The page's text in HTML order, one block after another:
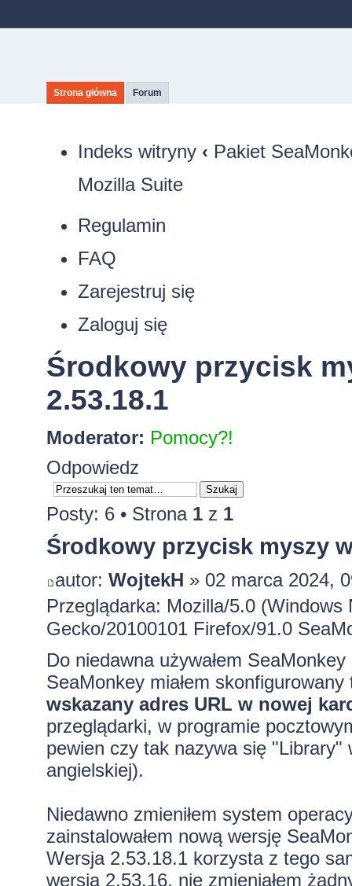
Strona główna Forum
Indeks witryny ‹ Pakiet
Mozilla Suite
Regulamin
FAQ
Zarejestruj się
Zaloguj się
Środkowy przycisk
2.53.18.1
Moderator: Pomocy?!
Odpowiedz
Posty: 6 • Strona 1z 1
Środkowy przycisk myszy
autor: WojtekH » 02 marca 2024,
Przeglądarka: Mozilla/5.0
Gecko/20100101 Firefox/91.0
Do niedawna używałem
SeaMonkey miałem
wskazany adres URL w nowej
przeglądarki, w programie
pewien czy tak nazywa się
angielskiej).
Niedawno zmieniłem system
zainstalowałem nową wersję
Wersja 2.53.18.1 korzysta z tego
wersja 2.53.16, nie zmieniałem